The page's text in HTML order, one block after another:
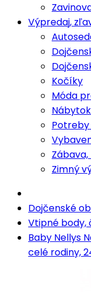
Výpredaj,
Kočíky
Móda
Zimný
Dojčenské
Vtipné body,
Baby Nellys
celé rodiny,